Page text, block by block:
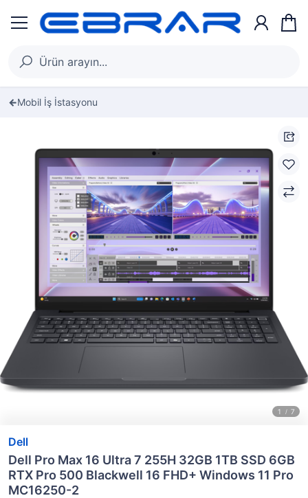
Mobil İş İstasyonu
Dell
Dell Pro Max 16 Ultra 7 255H 32GB 1TB SSD 6GB
RTX Pro 500 Blackwell 16 FHD+ Windows 11 Pro
MC16250-2